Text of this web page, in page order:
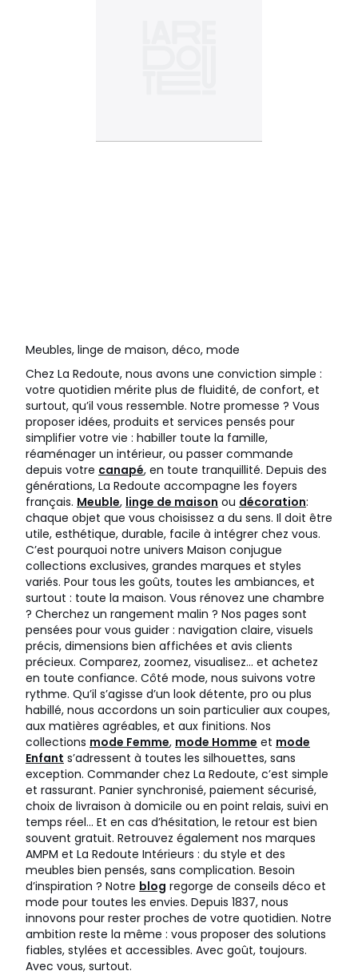
Meubles, linge de maison, déco, mode
Chez La Redoute, nous avons une conviction simple :
votre quotidien mérite plus de fluidité, de confort, et
surtout, qu’il vous ressemble. Notre promesse ? Vous
proposer idées, produits et services pensés pour
simplifier votre vie : habiller toute la famille,
réaménager un intérieur, ou passer commande
depuis votre canapé, en toute tranquillité. Depuis des
générations, La Redoute accompagne les foyers
français. Meuble, linge de maison ou décoration:
chaque objet que vous choisissez a du sens. Il doit être
utile, esthétique, durable, facile à intégrer chez vous.
C’est pourquoi notre univers Maison conjugue
collections exclusives, grandes marques et styles
variés. Pour tous les goûts, toutes les ambiances, et
surtout : toute la maison. Vous rénovez une chambre
? Cherchez un rangement malin ? Nos pages sont
pensées pour vous guider : navigation claire, visuels
précis, dimensions bien affichées et avis clients
précieux. Comparez, zoomez, visualisez… et achetez
en toute confiance. Côté mode, nous suivons votre
rythme. Qu’il s’agisse d’un look détente, pro ou plus
habillé, nous accordons un soin particulier aux coupes,
aux matières agréables, et aux finitions. Nos
collections mode Femme, mode Homme et mode
Enfant s’adressent à toutes les silhouettes, sans
exception. Commander chez La Redoute, c’est simple
et rassurant. Panier synchronisé, paiement sécurisé,
choix de livraison à domicile ou en point relais, suivi en
temps réel… Et en cas d’hésitation, le retour est bien
souvent gratuit. Retrouvez également nos marques
AMPM et La Redoute Intérieurs : du style et des
meubles bien pensés, sans complication. Besoin
d’inspiration ? Notre blog regorge de conseils déco et
mode pour toutes les envies. Depuis 1837, nous
innovons pour rester proches de votre quotidien. Notre
ambition reste la même : vous proposer des solutions
fiables, stylées et accessibles. Avec goût, toujours.
Avec vous, surtout.